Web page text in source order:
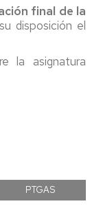
final de la
disposición el
la asignatura
PTGAS